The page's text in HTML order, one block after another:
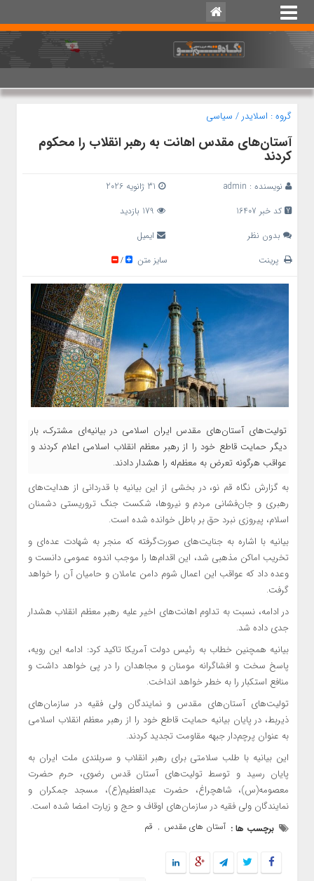
گروه : اسلایدر / سیاسی
آستان‌های مقدس اهانت به رهبر انقلاب را محکوم
کردند
نویسنده : admin
کد خبر 16407
بدون نظر
ایمیل
پرینت
سایز متن /
تولیت‌های آستان‌های مقدس ایران اسلامی در بیانیه‌ای مشترک، بار
دیگر حمایت قاطع خود را از رهبر معظم انقلاب اسلامی اعلام کردند و
عواقب هرگونه تعرض به معظم‌له را هشدار دادند.
به گزارش نگاه قم نو، در بخشی از این بیانیه با قدردانی از هدایت‌های
رهبری و جان‌فشانی مردم و نیروها، شکست جنگ تروریستی دشمنان
اسلام، پیروزی نبرد حق بر باطل خوانده شده است.
بیانیه با اشاره به جنایت‌های صورت‌گرفته که منجر به شهادت عده‌ای و
تخریب اماکن مذهبی شد، این اقدام‌ها را موجب اندوه عمومی دانست و
وعده داد که عواقب این اعمال شوم دامن عاملان و حامیان آن را خواهد
گرفت.
در ادامه، نسبت به تداوم اهانت‌های اخیر علیه رهبر معظم انقلاب هشدار
جدی داده شد.
بیانیه همچنین خطاب به رئیس دولت آمریکا تاکید کرد: ادامه این رویه،
پاسخ سخت و افشاگرانه مومنان و مجاهدان را در پی خواهد داشت و
منافع استکبار را به خطر خواهد انداخت.
تولیت‌های آستان‌های مقدس و نمایندگان ولی فقیه در سازمان‌های
ذیربط، در پایان بیانیه حمایت قاطع خود را از رهبر معظم انقلاب اسلامی
به عنوان پرچم‌دار جبهه مقاومت تجدید کردند.
این بیانیه با طلب سلامتی برای رهبر انقلاب و سربلندی ملت ایران به
پایان رسید و توسط تولیت‌های آستان قدس رضوی، حرم حضرت
معصومه(س)، شاهچراغ، حضرت عبدالعظیم(ع)، مسجد جمکران و
نمایندگان ولی فقیه در سازمان‌های اوقاف و حج و زیارت امضا شده است.
برچسب ها : آستان های مقدس , قم